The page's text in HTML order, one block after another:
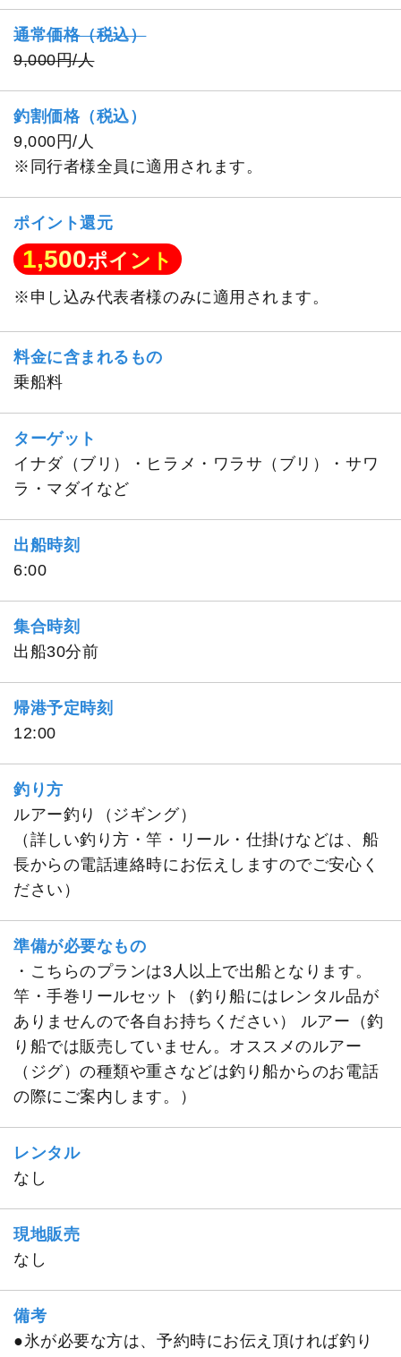
通常価格（税込）
9,000円/人
釣割価格（税込）
9,000円/人
※同行者様全員に適用されます。
ポイント還元
1,500ポイント
※申し込み代表者様のみに適用されます。
料金に含まれるもの
乗船料
ターゲット
イナダ（ブリ）・ヒラメ・ワラサ（ブリ）・サワ
ラ・マダイなど
出船時刻
6:00
集合時刻
出船30分前
帰港予定時刻
12:00
釣り方
ルアー釣り（ジギング）
（詳しい釣り方・竿・リール・仕掛けなどは、船
長からの電話連絡時にお伝えしますのでご安心く
ださい）
準備が必要なもの
・こちらのプランは3人以上で出船となります。
竿・手巻リールセット（釣り船にはレンタル品が
ありませんので各自お持ちください） ルアー（釣
り船では販売していません。オススメのルアー
（ジグ）の種類や重さなどは釣り船からのお電話
の際にご案内します。）
レンタル
なし
現地販売
なし
備考
●氷が必要な方は、予約時にお伝え頂ければ釣り